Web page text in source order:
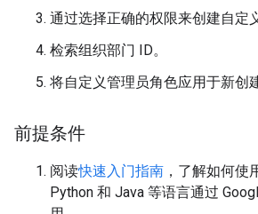
通过选择正确的权限来创建自定
检索组织部门 ID。
将自定义管理员角色应用于新创
前提条件
阅读快速入门指南 ，了解如何使
Python 和 Java 等语言通过